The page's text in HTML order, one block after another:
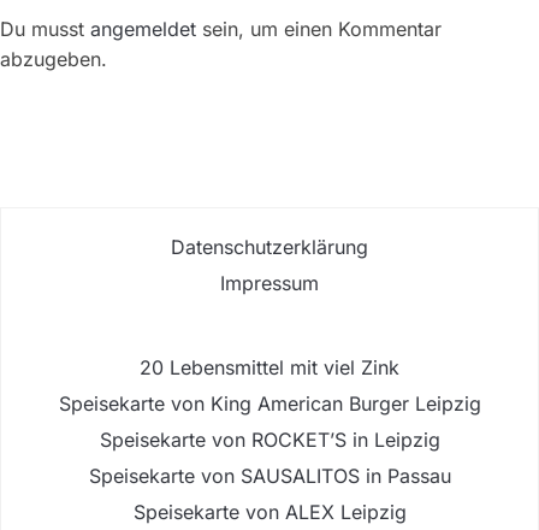
Du musst angemeldet sein, um einen Kommentar
abzugeben.
Datenschutzerklärung
Impressum
20 Lebensmittel mit viel Zink
Speisekarte von King American Burger Leipzig
Speisekarte von ROCKET’S in Leipzig
Speisekarte von SAUSALITOS in Passau
Speisekarte von ALEX Leipzig